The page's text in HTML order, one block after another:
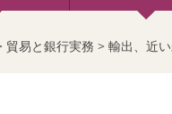
貿易と銀行実務 > 輸出、近